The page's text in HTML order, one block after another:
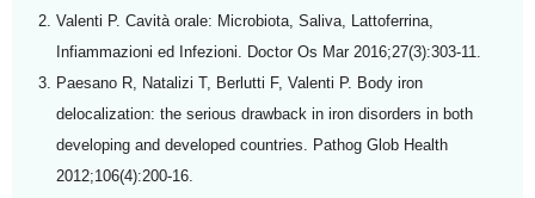
Valenti P. Cavità orale: Microbiota, Saliva, Lattoferrina,
Infiammazioni ed Infezioni. Doctor Os Mar 2016;27(3):303-11.
Paesano R, Natalizi T, Berlutti F, Valenti P. Body iron
delocalization: the serious drawback in iron disorders in both
developing and developed countries. Pathog Glob Health
2012;106(4):200-16.